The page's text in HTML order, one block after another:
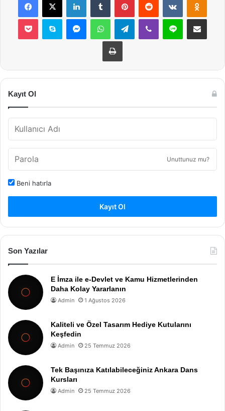
Pocket Skype MessengerWhatsAppTelegramViber Line E-Posta ile
Yazdır
Kayıt Ol
Unuttunuz mu?
Beni hatırla
Kayıt Ol
Son Yazılar
E İmza ile e-Devlet ve Kamu Hizmetlerinden
Daha Kolay Yararlanın
Admin 1 Ağustos 2026
Kaliteli ve Özel Tasarım Hediye Kutularını
Keşfedin
Admin 25 Temmuz 2026
Tek Başınıza Katılabileceğiniz Ankara Dans
Kursları
Admin 25 Temmuz 2026